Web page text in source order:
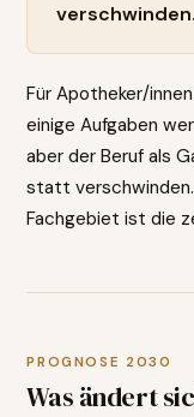
verschwinden.
Für Apotheker/
einige Aufgaben
aber der Beruf als
statt
Fachgebiet ist die
PROGNOSE 2030
Was ändert